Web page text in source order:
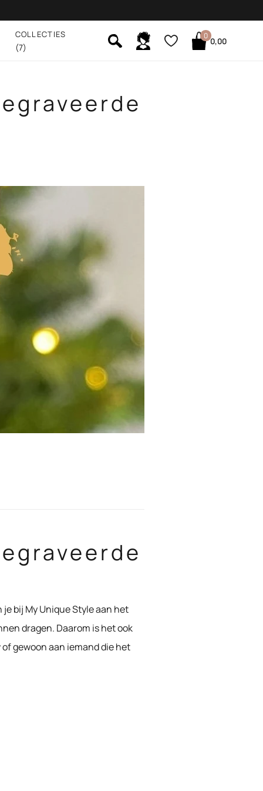
COLLECTIES
(7)
0
0,00
bij My Unique Style aan het
dragen. Daarom is het ook
gewoon aan iemand die het